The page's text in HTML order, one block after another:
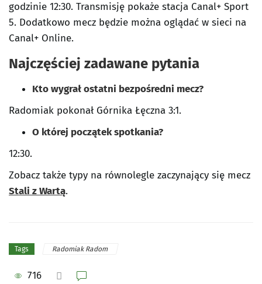
godzinie 12:30. Transmisję pokaże stacja Canal+ Sport
5. Dodatkowo mecz będzie można oglądać w sieci na
Canal+ Online.
Najczęściej zadawane pytania
Kto wygrał ostatni bezpośredni mecz?
Radomiak pokonał Górnika Łęczna 3:1.
O której początek spotkania?
12:30.
Zobacz także typy na równolegle zaczynający się mecz
Stali z Wartą.
Tags Radomiak Radom
716